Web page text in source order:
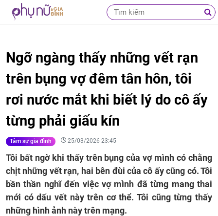
Ngỡ ngàng thấy những vết rạn
trên bụng vợ đêm tân hôn, tôi
rơi nước mắt khi biết lý do cô ấy
từng phải giấu kín
Tâm sự gia đình 25/03/2026 23:45
Tôi bất ngờ khi thấy trên bụng của vợ mình có chằng
chịt những vết rạn, hai bên đùi của cô ấy cũng có. Tôi
bần thần nghĩ đến việc vợ mình đã từng mang thai
mới có dấu vết này trên cơ thể. Tôi cũng từng thấy
những hình ảnh này trên mạng.